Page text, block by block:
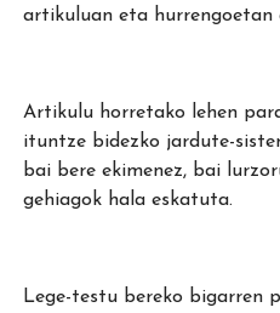
artikuluan eta hurrengoetan
Artikulu horretako lehen
ituntze bidezko jardute-
bai bere ekimenez, bai
gehiagok hala eskatuta.
Lege-testu bereko bigarren